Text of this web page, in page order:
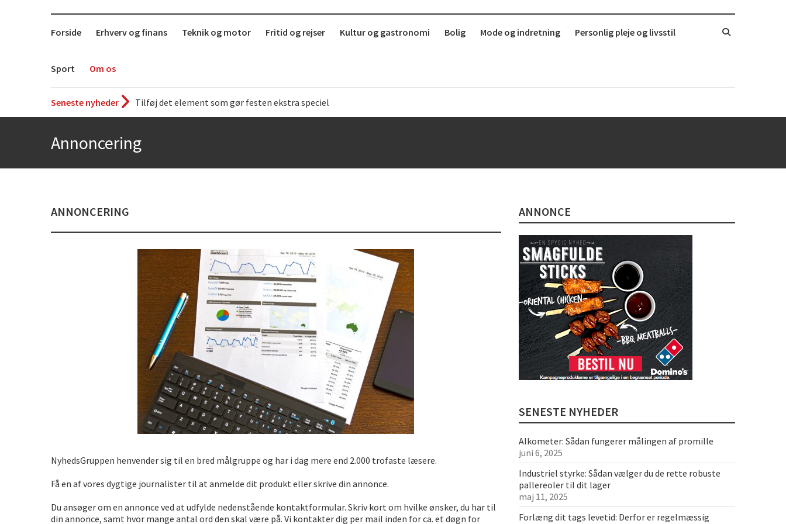
Forside Erhverv og finans Teknik og motor Fritid og rejser Kultur og gastronomi Bolig Mode og indretning Personlig pleje og livsstil
Sport Om os
Seneste nyheder
Det uundværlige køkkenredskab
Hvor finder man selskabslokaler i København?
Accuro SAP konsulenter
Det er blevet nemmere at spise sund mad ude
De fem bedste brunchsteder på Sjælland
Sjove oplevelsesmuligheder i København
Tilføj det element som gør festen ekstra speciel
Annoncering
ANNONCERING
NyhedsGruppen henvender sig til en bred målgruppe og har i dag mere end 2.000 trofaste læsere.
Få en af vores dygtige journalister til at anmelde dit produkt eller skrive din annonce.
Du ansøger om en annonce ved at udfylde nedenstående kontaktformular. Skriv kort om hvilke ønsker, du har til
din annonce, samt hvor mange antal ord den skal være på. Vi kontakter dig per mail inden for ca. et døgn for
ANNONCE
SENESTE NYHEDER
Alkometer: Sådan fungerer målingen af promille
juni 6, 2025
Industriel styrke: Sådan vælger du de rette robuste
pallereoler til dit lager
maj 11, 2025
Forlæng dit tags levetid: Derfor er regelmæssig